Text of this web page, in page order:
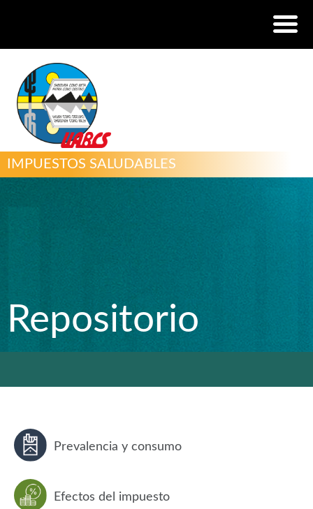
IMPUESTOS SALUDABLES
Repositorio
Prevalencia y consumo
Efectos del impuesto